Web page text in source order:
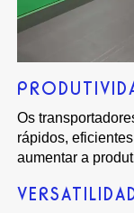
Os
rápidos,
aumentar a